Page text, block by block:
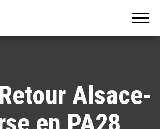
Alsace-
en PA28